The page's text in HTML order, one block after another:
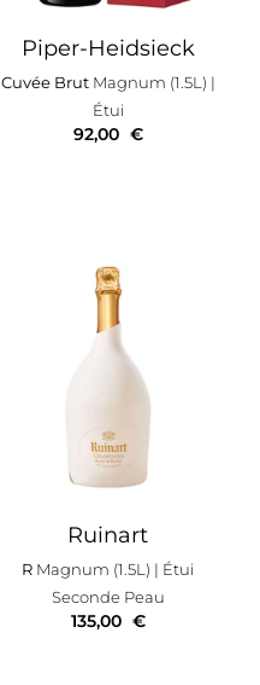
Piper-Heidsieck
Cuvée Brut Magnum (1.5L) |
Étui
92,00 €
Ruinart
R Magnum (1.5L) | Étui
Seconde Peau
135,00 €